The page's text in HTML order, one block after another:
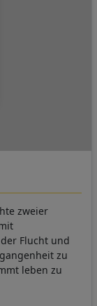
zweier
Flucht und
zu
leben zu